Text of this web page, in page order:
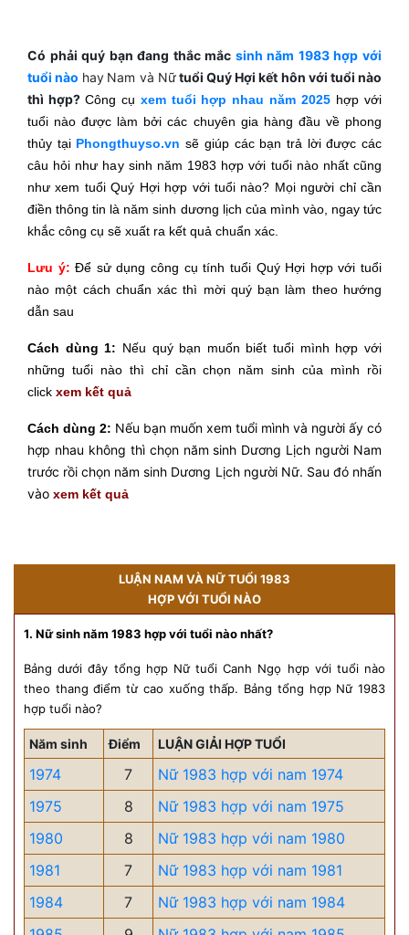
Có phải quý bạn đang thắc mắc sinh năm 1983 hợp với
tuổi nào hay Nam và Nữtuổi Quý Hợi kết hôn với tuổi nào
thì hợp? Công cụ xem tuổi hợp nhau năm 2025 hợp với
tuổi nào được làm bởi các chuyên gia hàng đầu về phong
thủy tại Phongthuyso.vn sẽ giúp các bạn trả lời được các
câu hỏi như hay sinh năm 1983 hợp với tuổi nào nhất cũng
như xem tuổi Quý Hợi hợp với tuổi nào? Mọi người chỉ cần
điền thông tin là năm sinh dương lịch của mình vào, ngay tức
khắc công cụ sẽ xuất ra kết quả chuẩn xác.
Lưu ý:Để sử dụng công cụ tính tuổi Quý Hợi hợp với tuổi
nào một cách chuẩn xác thì mời quý bạn làm theo hướng
dẫn sau
Cách dùng 1: Nếu quý bạn muốn biết tuổi mình hợp với
những tuổi nào thì chỉ cần chọn năm sinh của mình rồi
click xem kết quả
Cách dùng 2: Nếu bạn muốn xem tuổi mình và người ấy có
hợp nhau không thì chọn năm sinh Dương Lịch người Nam
trước rồi chọn năm sinh Dương Lịch người Nữ. Sau đó nhấn
vào xem kết quả
LUẬN NAM VÀ NỮ TUỔI 1983
HỢP VỚI TUỔI NÀO
1. Nữ sinh năm 1983 hợp với tuổi nào nhất?
Bảng dưới đây tổng hợp Nữ tuổi Canh Ngọ hợp với tuổi nào
theo thang điểm từ cao xuống thấp. Bảng tổng hợp Nữ 1983
hợp tuổi nào?
Năm sinh Điểm LUẬN GIẢI HỢP TUỔI
1974 7
Nữ 1983 hợp với nam 1974
1975
8
Nữ 1983 hợp với nam 1975
1980
8
Nữ 1983 hợp với nam 1980
1981
7
Nữ 1983 hợp với nam 1981
1984
7
Nữ 1983 hợp với nam 1984